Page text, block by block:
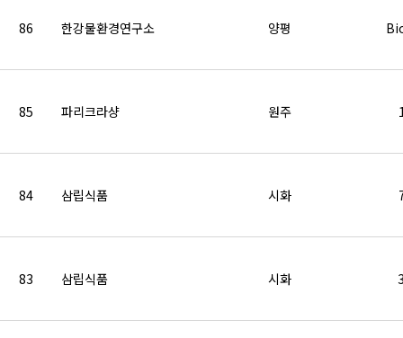
86 한강물환경연구소 양평
85 파리크라샹 원주
84 삼립식품 시화
83 삼립식품 시화